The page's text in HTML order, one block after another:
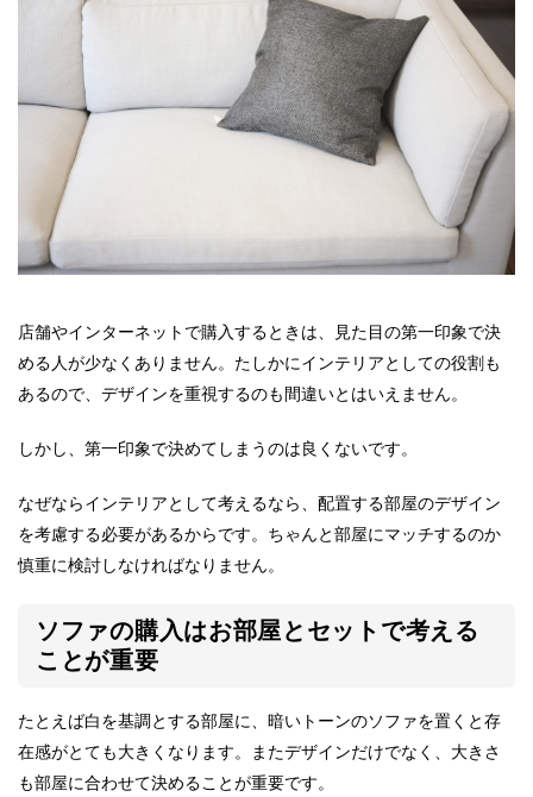
店舗やインターネットで購入するときは、見た目の第一印象で決
める人が少なくありません。たしかにインテリアとしての役割も
あるので、デザインを重視するのも間違いとはいえません。
しかし、第一印象で決めてしまうのは良くないです。
なぜならインテリアとして考えるなら、配置する部屋のデザイン
を考慮する必要があるからです。ちゃんと部屋にマッチするのか
慎重に検討しなければなりません。
ソファの購入はお部屋とセットで考える
ことが重要
たとえば白を基調とする部屋に、暗いトーンのソファを置くと存
在感がとても大きくなります。またデザインだけでなく、大きさ
も部屋に合わせて決めることが重要です。